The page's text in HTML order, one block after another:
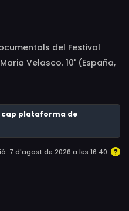
del Festival
Velasco. 10' (España,
Esporrin. 30' (España,
Besora. 22' (España,
Alonso. 12'(España,
cap plataforma de
7 d'agost de 2026 a les 16:40